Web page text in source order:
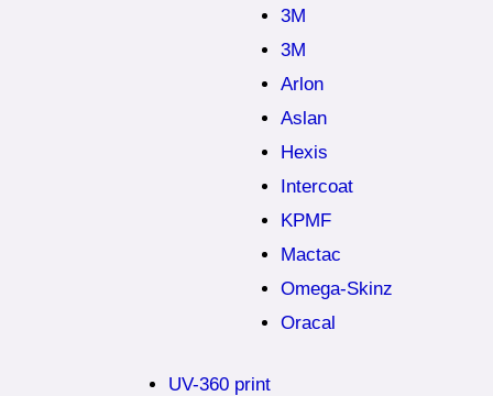
3M
3M
Arlon
Aslan
Hexis
Intercoat
KPMF
Mactac
Omega-Skinz
Oracal
UV-360 print